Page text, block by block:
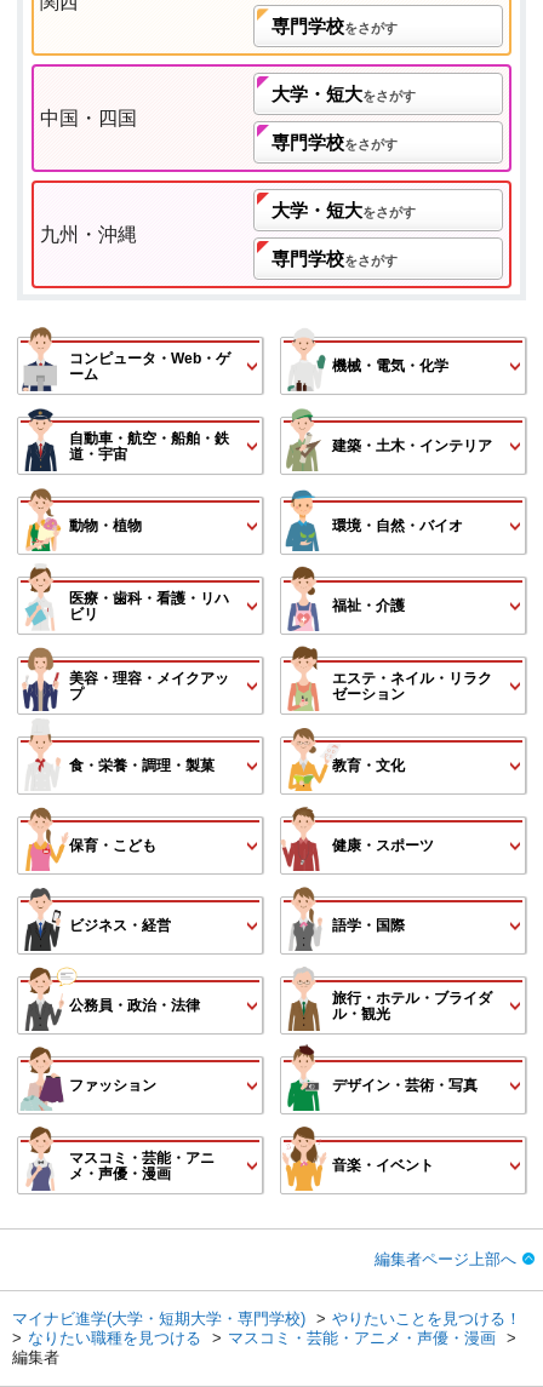
専門学校をさがす
中国・四国
大学・短大をさがす
専門学校をさがす
九州・沖縄
大学・短大をさがす
専門学校をさがす
コンピュータ・Web・ゲ
ーム
機械・電気・化学
自動車・航空・船舶・鉄
道・宇宙
建築・土木・インテリア
動物・植物 環境・自然・バイオ
医療・歯科・看護・リハ
ビリ
福祉・介護
美容・理容・メイクアッ
プ
エステ・ネイル・リラク
ゼーション
食・栄養・調理・製菓 教育・文化
保育・こども 健康・スポーツ
ビジネス・経営 語学・国際
公務員・政治・法律
旅行・ホテル・ブライダ
ル・観光
ファッション デザイン・芸術・写真
マスコミ・芸能・アニ
メ・声優・漫画
音楽・イベント
編集者ページ上部へ
マイナビ進学(大学・短期大学・専門学校)
やりたいことを見つける！
なりたい職種を見つける
マスコミ・芸能・アニメ・声優・漫画
編集者